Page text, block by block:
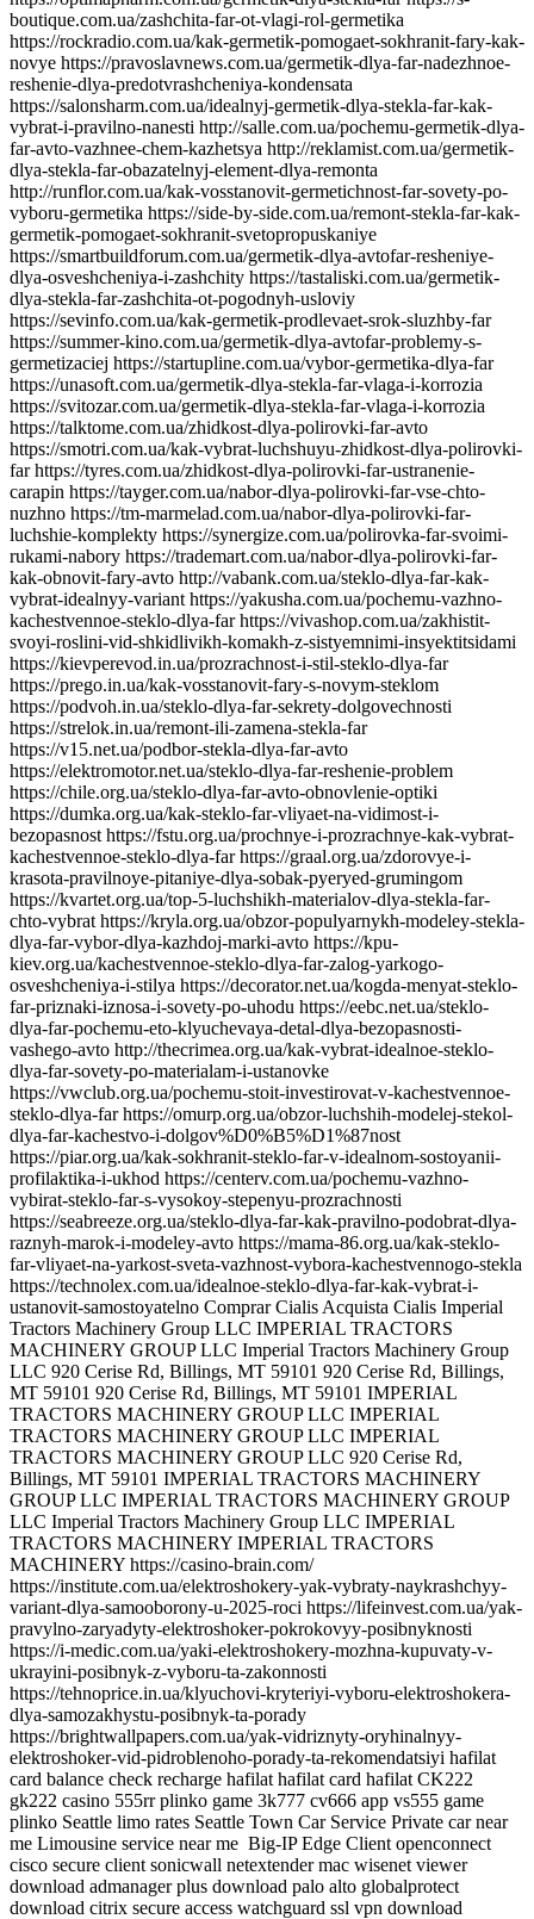
Big-IP Edge Client openconnect
cisco secure client sonicwall netextender mac wisenet viewer
download admanager plus download palo alto globalprotect
download citrix secure access watchguard ssl vpn download